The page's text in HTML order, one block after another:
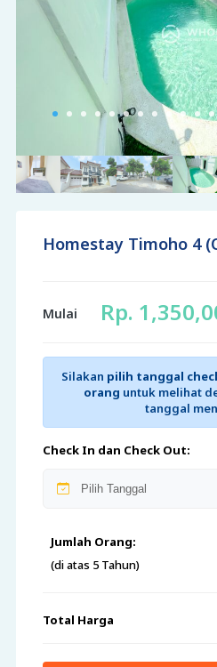
Homestay Timoho 4
Mulai Rp.
Silakan pilih tanggal
orang untuk melihat
tanggal
Check In dan Check Out:
Jumlah Orang:
(di atas 5 Tahun)
Total Harga